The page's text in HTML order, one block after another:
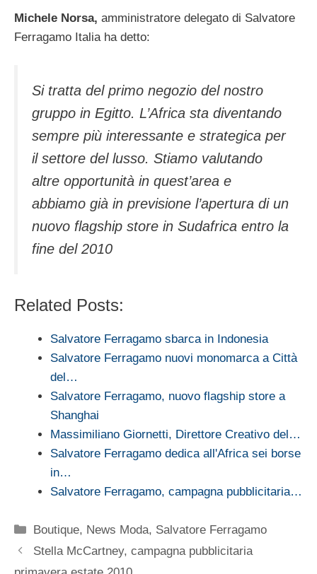
Michele Norsa, amministratore delegato di Salvatore
Ferragamo Italia ha detto:
Si tratta del primo negozio del nostro
gruppo in Egitto. L’Africa sta diventando
sempre più interessante e strategica per
il settore del lusso. Stiamo valutando
altre opportunità in quest’area e
abbiamo già in previsione l’apertura di un
nuovo flagship store in Sudafrica entro la
fine del 2010
Related Posts:
Salvatore Ferragamo sbarca in Indonesia
Salvatore Ferragamo nuovi monomarca a Città
del…
Salvatore Ferragamo, nuovo flagship store a
Shanghai
Massimiliano Giornetti, Direttore Creativo del…
Salvatore Ferragamo dedica all'Africa sei borse
in…
Salvatore Ferragamo, campagna pubblicitaria…
Categorie
Boutique, News Moda, Salvatore Ferragamo
Stella McCartney, campagna pubblicitaria